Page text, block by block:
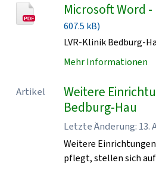
Microsoft Word
607.5 kB)
LVR-Klinik Bedburg-
Mehr Informationen
Artikel
Weitere
Bedburg-Hau
Letzte Änderung: 13.
Weitere
pflegt, stellen sich